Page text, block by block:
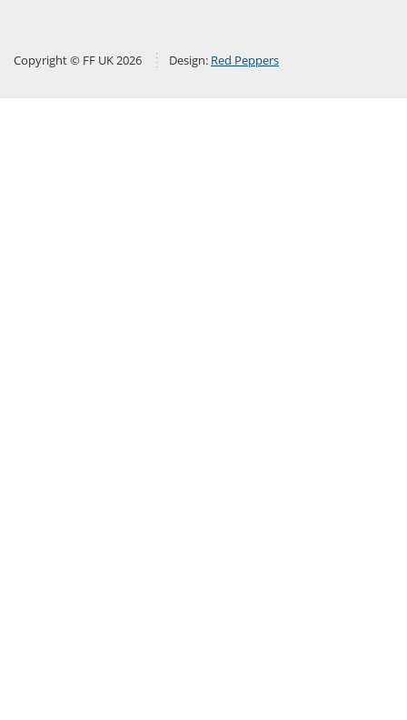
Copyright © FF UK 2026 Design: Red Peppers